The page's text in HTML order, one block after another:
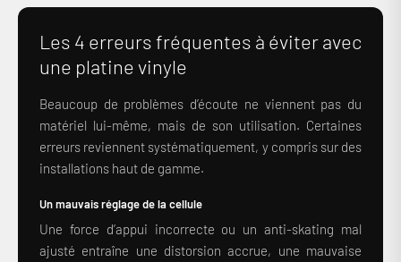
Les 4 erreurs fréquentes à éviter avec
une platine vinyle
Beaucoup de problèmes d’écoute ne viennent pas du
matériel lui-même, mais de son utilisation. Certaines
erreurs reviennent systématiquement, y compris sur des
installations haut de gamme.
Un mauvais réglage de la cellule
Une force d’appui incorrecte ou un anti-skating mal
ajusté entraîne une distorsion accrue, une mauvaise